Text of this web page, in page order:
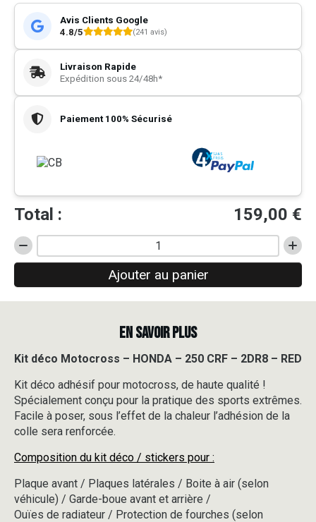
Avis Clients Google
4.8/5
(241 avis)
Livraison Rapide
Expédition sous 24/48h*
Paiement 100% Sécurisé
Total : 159,00 €
quantité
de
déco
Motocross
250
-
2DR8
-
RED
Ajouter au panier
EN SAVOIR PLUS
Kit déco Motocross – HONDA – 250 CRF – 2DR8 – RED
Kit déco adhésif pour motocross, de haute qualité !
Spécialement conçu pour la pratique des sports extrêmes.
Facile à poser, sous l’effet de la chaleur l’adhésion de la
colle sera renforcée.
Composition du kit déco / stickers pour :
Plaque avant / Plaques latérales / Boite à air (selon
véhicule) / Garde-boue avant et arrière /
Ouïes de radiateur / Protection de fourches (selon